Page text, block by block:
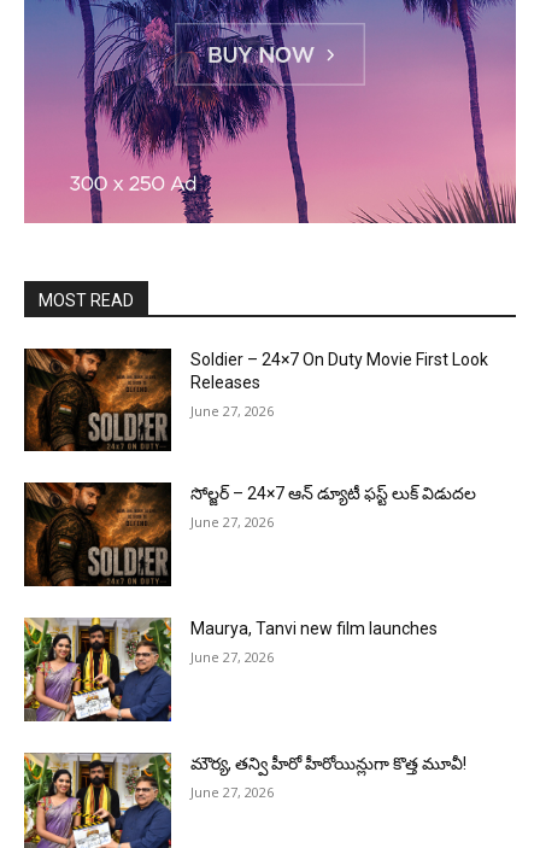
MOST READ
Soldier – 24×7 On Duty Movie First Look
Releases
June 27, 2026
సోల్జర్ – 24×7 ఆన్ డ్యూటీ ఫస్ట్ లుక్ విడుదల
June 27, 2026
Maurya, Tanvi new film launches
June 27, 2026
మౌర్య‌, త‌న్వి హీరో హీరోయిన్లుగా కొత్త మూవీ!
June 27, 2026